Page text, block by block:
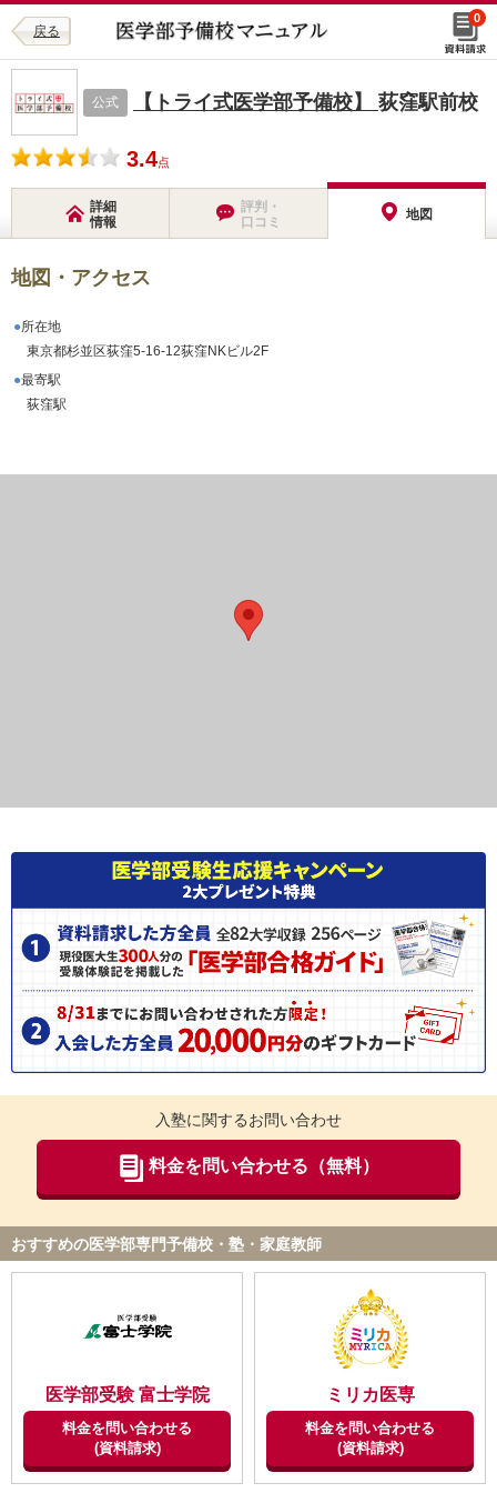
戻る
0
公式 【トライ式医学部予備校】 荻窪駅前校
3.4点
詳細
情報
評判・
口コミ
地図
地図・アクセス
所在地
東京都杉並区荻窪5-16-12荻窪NKビル2F
最寄駅
荻窪駅
入塾に関するお問い合わせ
料金を問い合わせる（無料）
おすすめの医学部専門予備校・塾・家庭教師
医学部受験 富士学院
料金を問い合わせる
(資料請求)
ミリカ医専
料金を問い合わせる
(資料請求)